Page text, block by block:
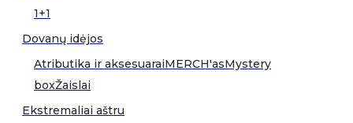
1+1
Dovanų idėjos
Atributika ir aksesuaraiMERCH'asMystery
boxŽaislai
Ekstremaliai aštru